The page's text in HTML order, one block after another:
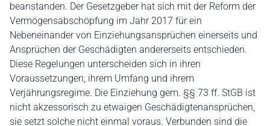
beanstanden. Der Gesetzgeber hat sich mit der Reform der
Vermögensabschöpfung im Jahr 2017 für ein
Nebeneinander von Einziehungsansprüchen einerseits und
Ansprüchen der Geschädigten andererseits entschieden.
Diese Regelungen unterscheiden sich in ihren
Voraussetzungen, ihrem Umfang und ihrem
Verjährungsregime. Die Einziehung gem. §§ 73 ff. StGB ist
nicht akzessorisch zu etwaigen Geschädigtenansprüchen,
sie setzt solche nicht einmal voraus. Verbunden sind die